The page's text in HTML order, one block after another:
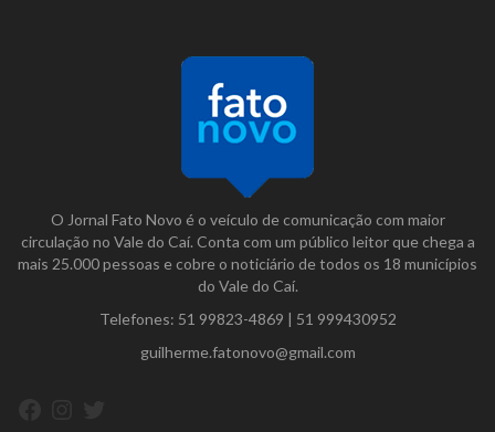
O Jornal Fato Novo é o veículo de comunicação com maior
circulação no Vale do Caí. Conta com um público leitor que chega a
mais 25.000 pessoas e cobre o noticiário de todos os 18 municípios
do Vale do Caí.
Telefones: 51 99823-4869 | 51 999430952
guilherme.fatonovo@gmail.com